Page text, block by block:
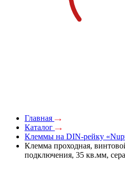
Главная
Каталог
Клеммы на DIN-рейку
Клемма проходная,
подключения, 35 кв.мм,